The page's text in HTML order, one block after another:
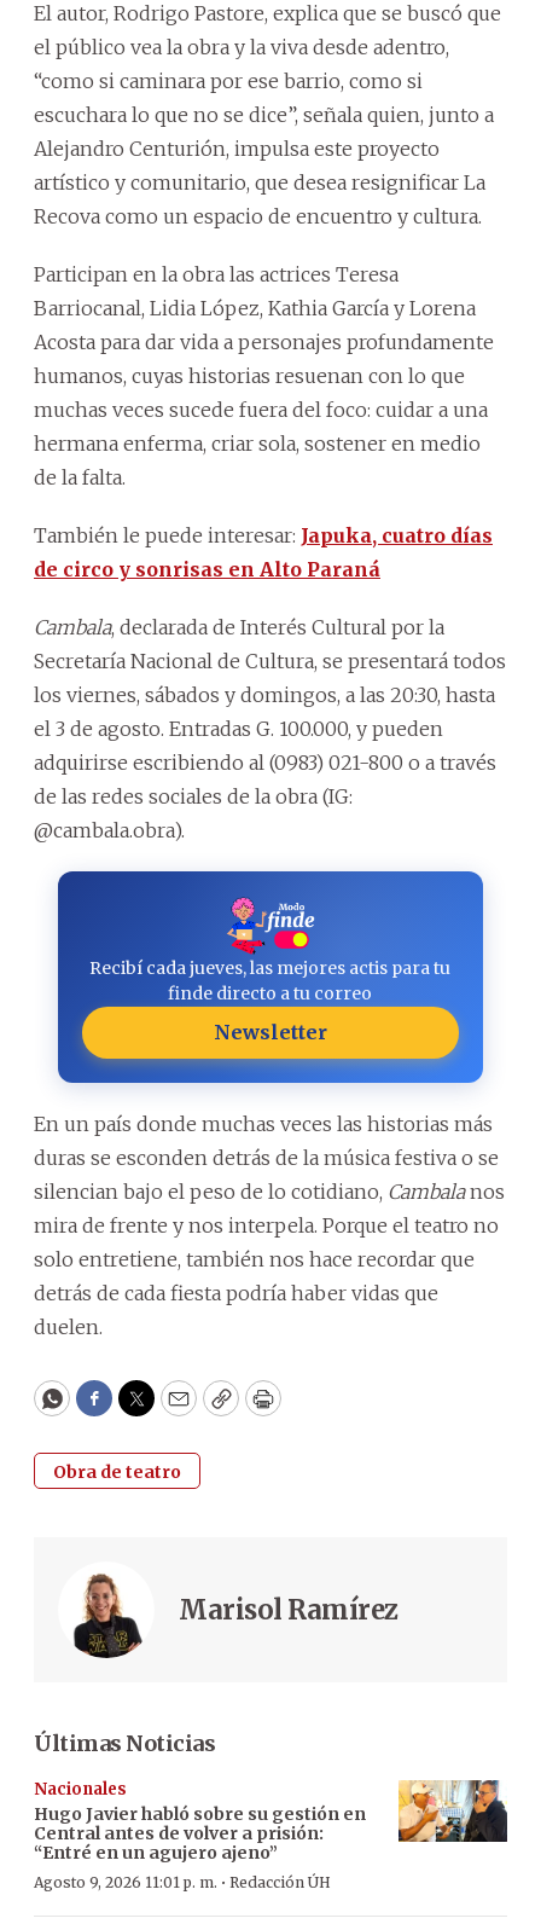
El autor, Rodrigo Pastore, explica que se buscó que
el público vea la obra y la viva desde adentro,
“como si caminara por ese barrio, como si
escuchara lo que no se dice”, señala quien, junto a
Alejandro Centurión, impulsa este proyecto
artístico y comunitario, que desea resignificar La
Recova como un espacio de encuentro y cultura.
Participan en la obra las actrices Teresa
Barriocanal, Lidia López, Kathia García y Lorena
Acosta para dar vida a personajes profundamente
humanos, cuyas historias resuenan con lo que
muchas veces sucede fuera del foco: cuidar a una
hermana enferma, criar sola, sostener en medio
de la falta.
También le puede interesar: Japuka, cuatro días
de circo y sonrisas en Alto Paraná
Cambala, declarada de Interés Cultural por la
Secretaría Nacional de Cultura, se presentará todos
los viernes, sábados y domingos, a las 20:30, hasta
el 3 de agosto. Entradas G. 100.000, y pueden
adquirirse escribiendo al (0983) 021-800 o a través
de las redes sociales de la obra (IG:
@cambala.obra).
Recibí cada jueves, las mejores actis para tu
finde directo a tu correo
Newsletter
En un país donde muchas veces las historias más
duras se esconden detrás de la música festiva o se
silencian bajo el peso de lo cotidiano, Cambalanos
mira de frente y nos interpela. Porque el teatro no
solo entretiene, también nos hace recordar que
detrás de cada fiesta podría haber vidas que
duelen.
WhatsApp
Facebook
Twitter
EmailCopyPrint
Obra de teatro
Marisol Ramírez
Últimas Noticias
Nacionales
Hugo Javier habló sobre su gestión en
Central antes de volver a prisión:
“Entré en un agujero ajeno”
Agosto 9, 2026 11:01 p. m. · Redacción ÚH